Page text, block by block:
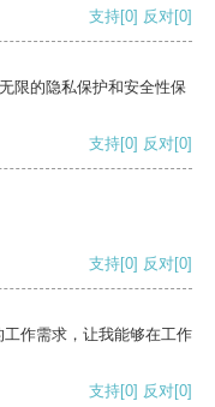
支持[0] 反对[0]
限的隐私保护和安全性保
支持[0] 反对[0]
支持[0] 反对[0]
作需求，让我能够在工作
支持[0] 反对[0]